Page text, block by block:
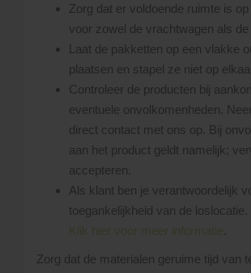
Zorg dat er voldoende ruimte is
voor zowel de vrachtwagen als de
Laat de pakketten op een vlakke
plaatsen en stapel ze niet op elkaar.
Controleer de producten bij
eventuele onvolkomenheden.
direct contact met ons op. Bij
aan het product geldt namelijk;
accepteren.
Als klant ben je verantwoordelijk
toegankelijkheid van de loslocatie.
Klik hier voor meer informatie
Zorg dat de materialen geruime tijd van